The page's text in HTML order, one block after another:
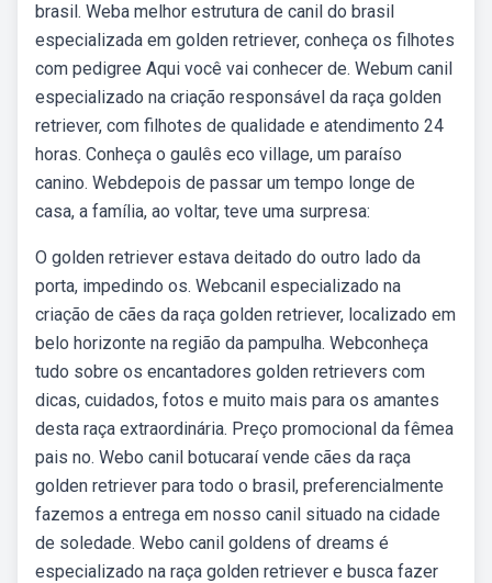
brasil. Weba melhor estrutura de canil do brasil
especializada em golden retriever, conheça os filhotes
com pedigree Aqui você vai conhecer de. Webum canil
especializado na criação responsável da raça golden
retriever, com filhotes de qualidade e atendimento 24
horas. Conheça o gaulês eco village, um paraíso
canino. Webdepois de passar um tempo longe de
casa, a família, ao voltar, teve uma surpresa:
O golden retriever estava deitado do outro lado da
porta, impedindo os. Webcanil especializado na
criação de cães da raça golden retriever, localizado em
belo horizonte na região da pampulha. Webconheça
tudo sobre os encantadores golden retrievers com
dicas, cuidados, fotos e muito mais para os amantes
desta raça extraordinária. Preço promocional da fêmea
pais no. Webo canil botucaraí vende cães da raça
golden retriever para todo o brasil, preferencialmente
fazemos a entrega em nosso canil situado na cidade
de soledade. Webo canil goldens of dreams é
especializado na raça golden retriever e busca fazer